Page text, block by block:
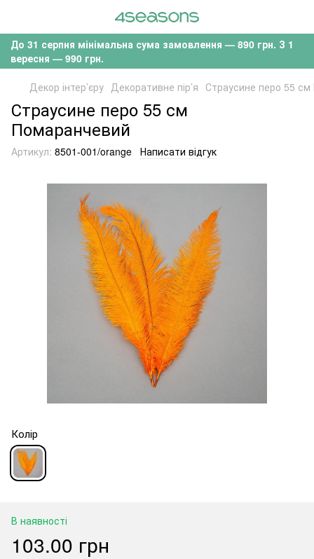
До 31 серпня мінімальна сума замовлення — 890 грн. З 1
вересня — 990 грн.
Декор інтер’єру Декоративне пір’я Страусине перо 55
Страусине перо 55 см
Помаранчевий
Артикул: 8501-001/orange Написати відгук
Колір
В наявності
103.00 грн